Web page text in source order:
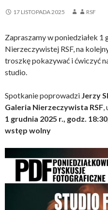
17 LISTOPADA 2025 RSF
Zapraszamy w poniedziałek
Nierzeczywistej RSF, na
troszkę pokazywać i ćwiczyć
studio.
Spotkanie poprowadzi Jerzy
Galeria Nierzeczywista RSF
1 grudnia 2025 r., godz. 18:30,
wstęp wolny